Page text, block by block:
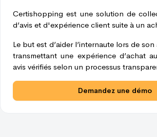
Certishopping est une solution de
d’avis et d'expérience client suite à un
Le but est d’aider l’internaute lors de
transmettant une expérience d’achat
avis vérifiés selon un processus
Demandez une démo